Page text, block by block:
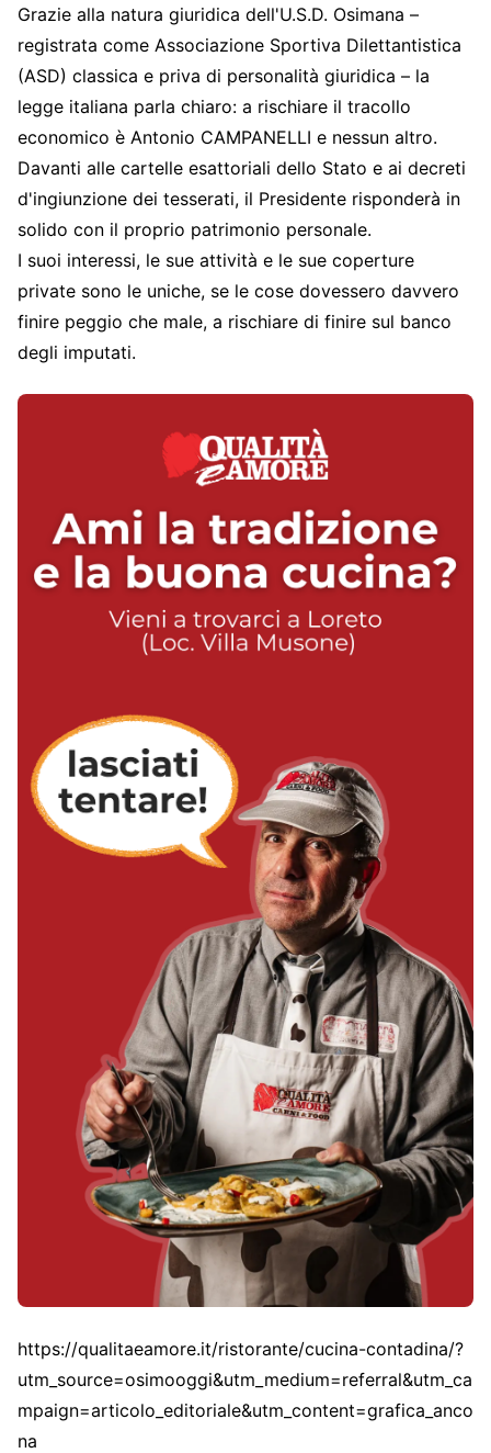
Grazie alla natura giuridica dell'U.S.D. Osimana –
registrata come Associazione Sportiva Dilettantistica
(ASD) classica e priva di personalità giuridica – la
legge italiana parla chiaro: a rischiare il tracollo
economico è Antonio CAMPANELLI e nessun altro.
Davanti alle cartelle esattoriali dello Stato e ai decreti
d'ingiunzione dei tesserati, il Presidente risponderà in
solido con il proprio patrimonio personale.
I suoi interessi, le sue attività e le sue coperture
private sono le uniche, se le cose dovessero davvero
finire peggio che male, a rischiare di finire sul banco
degli imputati.
https://qualitaeamore.it/ristorante/cucina-contadina/?
utm_source=osimooggi&utm_medium=referral&utm_ca
mpaign=articolo_editoriale&utm_content=grafica_anco
na